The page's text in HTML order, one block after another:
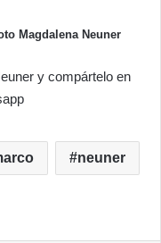
Magdalena Neuner
y compártelo en
neuner